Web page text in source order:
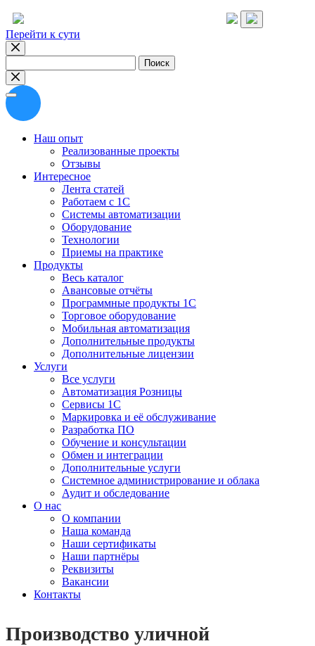
Перейти к сути
Наш опыт
Реализованные проекты
Отзывы
Интересное
Лента статей
Работаем с 1С
Системы автоматизации
Оборудование
Технологии
Приемы на практике
Продукты
Весь каталог
Авансовые отчёты
Программные продукты 1С
Торговое оборудование
Мобильная автоматизация
Дополнительные продукты
Дополнительные лицензии
Услуги
Все услуги
Автоматизация Розницы
Сервисы 1С
Маркировка и её обслуживание
Разработка ПО
Обучение и консультации
Обмен и интеграции
Дополнительные услуги
Системное администрирование и облака
Аудит и обследование
О нас
О компании
Наша команда
Наши сертификаты
Наши партнёры
Реквизиты
Вакансии
Контакты
Производство уличной